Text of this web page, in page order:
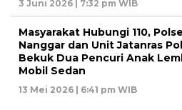
3 Juni 2026 | 7:32 pm WIB
Masyarakat Hubungi 110,
Nanggar dan Unit Jatanras
Bekuk Dua Pencuri Anak
Mobil Sedan
13 Mei 2026 | 6:41 pm WIB